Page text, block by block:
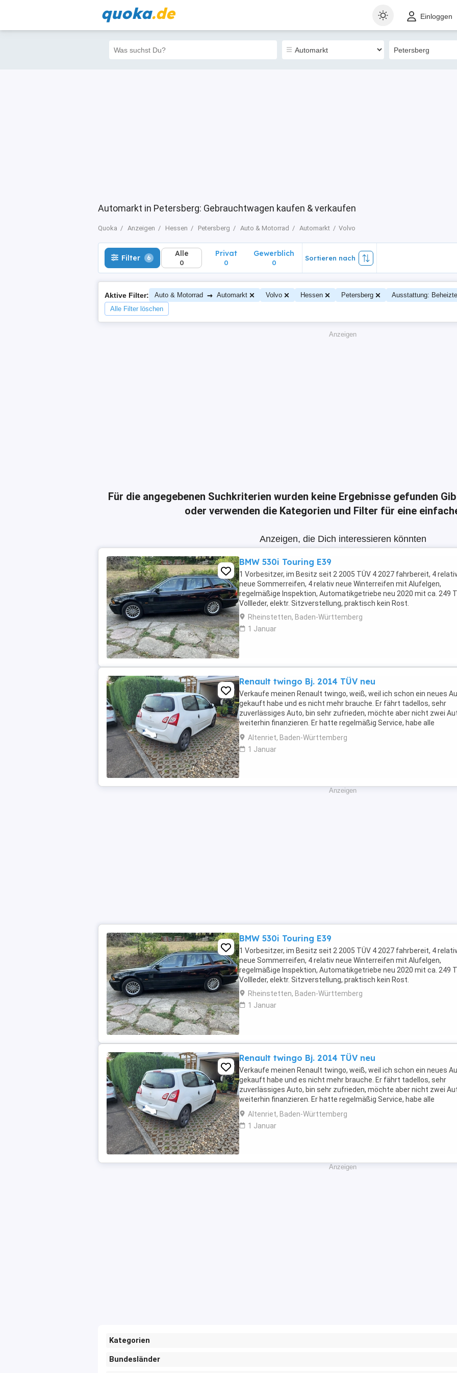
quoka.de Einloggen
Automarkt in Petersberg: Gebrauchtwagen kaufen & verkaufen
Quoka Anzeigen Hessen Petersberg Auto & Motorrad Automarkt Volvo
Filter 6 Alle
0
Filter 6 Alle
0
Privat
0
Gewerblich
0
Sortieren nach
Aktive Filter: Auto & Motorrad → Automarkt Volvo Hessen Petersberg Ausstattung:
Alle Filter löschen
Anzeigen
Für die angegebenen Suchkriterien wurden keine Ergebnisse gefunden
oder verwenden die Kategorien und Filter für eine
Anzeigen, die Dich interessieren könnten
BMW 530i Touring E39
1 Vorbesitzer, im Besitz seit 2 2005 TÜV 4 2027 fahrbereit, 4
neue Sommerreifen, 4 relativ neue Winterreifen mit Alufelgen,
regelmäßige Inspektion, Automatikgetriebe neu 2020 mit ca. 249
Vollleder, elektr. Sitzverstellung, praktisch kein Rost.
Rheinstetten, Baden-Württemberg
1 Januar
Renault twingo Bj. 2014 TÜV neu
Verkaufe meinen Renault twingo, weiß, weil ich schon ein neues
gekauft habe und es nicht mehr brauche. Er fährt tadellos, sehr
zuverlässiges Auto, bin sehr zufrieden, möchte aber nicht zwei
weiterhin finanzieren. Er hatte regelmäßig Service, habe alle
Reparaturen des Autohauses der letzten ...
Altenriet, Baden-Württemberg
1 Januar
Anzeigen
BMW 530i Touring E39
1 Vorbesitzer, im Besitz seit 2 2005 TÜV 4 2027 fahrbereit, 4
neue Sommerreifen, 4 relativ neue Winterreifen mit Alufelgen,
regelmäßige Inspektion, Automatikgetriebe neu 2020 mit ca. 249
Vollleder, elektr. Sitzverstellung, praktisch kein Rost.
Rheinstetten, Baden-Württemberg
1 Januar
Renault twingo Bj. 2014 TÜV neu
Verkaufe meinen Renault twingo, weiß, weil ich schon ein neues
gekauft habe und es nicht mehr brauche. Er fährt tadellos, sehr
zuverlässiges Auto, bin sehr zufrieden, möchte aber nicht zwei
weiterhin finanzieren. Er hatte regelmäßig Service, habe alle
Reparaturen des Autohauses der letzten ...
Altenriet, Baden-Württemberg
1 Januar
Anzeigen
Kategorien
Bundesländer